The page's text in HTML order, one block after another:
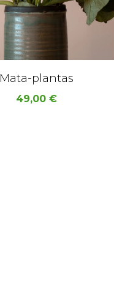
Mata-plantas
49,00 €